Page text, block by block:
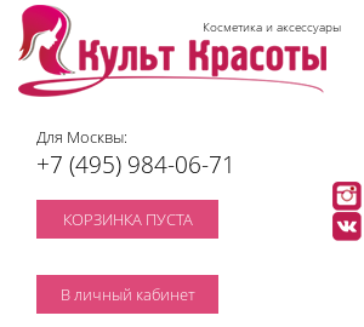
Косметика и аксессуары
Для Москвы:
+7 (495) 984-06-71
КОРЗИНКА ПУСТА
В личный кабинет